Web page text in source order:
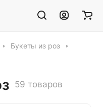
Букеты из роз
59 товаров